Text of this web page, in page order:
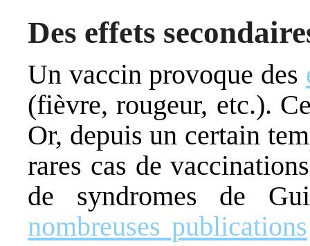
Des effets
Un vaccin provoque des
(fièvre, rougeur, etc.).
Or, depuis un certain
rares cas de
de syndromes de
nombreuses publications